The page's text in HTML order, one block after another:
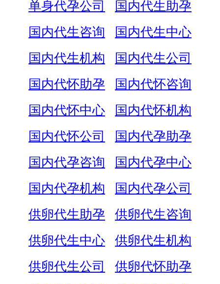
单身代孕公司
国内代生助孕
国内代生咨询
国内代生中心
国内代生机构
国内代生公司
国内代怀助孕
国内代怀咨询
国内代怀中心
国内代怀机构
国内代怀公司
国内代孕助孕
国内代孕咨询
国内代孕中心
国内代孕机构
国内代孕公司
供卵代生助孕
供卵代生咨询
供卵代生中心
供卵代生机构
供卵代生公司
供卵代怀助孕